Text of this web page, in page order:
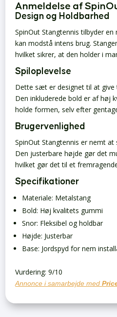
Anmeldelse af
Design og Holdbarhed
SpinOut Stangtennis tilbyder
kan modstå intens brug.
hvilket sikrer, at den holder i
Spiloplevelse
Dette sæt er designet til at
Den inkluderede bold er af høj
holde formen, selv efter
Brugervenlighed
SpinOut Stangtennis er nemt
Den justerbare højde gør det
hvilket gør det til et
Specifikationer
Materiale: Metalstang
Bold: Høj kvalitets gummi
Snor: Fleksibel og holdbar
Højde: Justerbar
Base: Jordspyd for nem
Vurdering: 9/10
Annonce i samarbejde med